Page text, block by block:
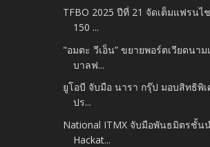
TFBO 2025 ปีที่ 21 จัดเต็มแฟรนไ
150 ...
"อมตะ วีเอ็น” ขยายพอร์ตเวียดนา
บาลฟ...
ยูโอบี จับมือ นารา กรุ๊ป มอบสิทธิพิ
ปร...
National ITMX จับมือพันธมิตรชั้น
Hackat...